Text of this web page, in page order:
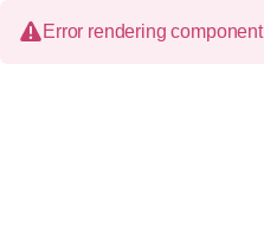
Error rendering component